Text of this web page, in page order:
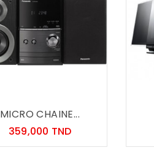
MICRO CHAINE...
359,000 TNDPrix